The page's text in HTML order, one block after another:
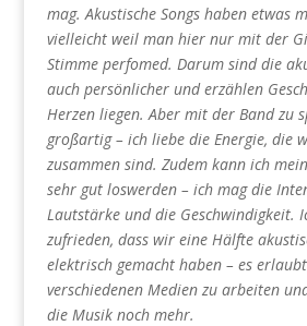
mag. Akustische Songs haben etwas
vielleicht weil man hier nur mit der
Stimme perfomed. Darum sind die
auch persönlicher und erzählen
Herzen liegen. Aber mit der Band zu
großartig – ich liebe die Energie, die
zusammen sind. Zudem kann ich
sehr gut loswerden – ich mag die
Lautstärke und die Geschwindigkeit.
zufrieden, dass wir eine Hälfte
elektrisch gemacht haben – es
verschiedenen Medien zu arbeiten
die Musik noch mehr.